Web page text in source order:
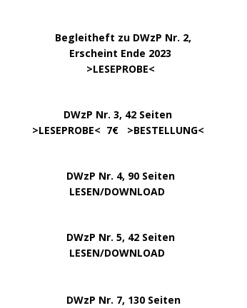
Begleitheft zu DWzP Nr. 2,
Erscheint Ende 2023
>LESEPROBE<
DWzP Nr. 3, 42 Seiten
>LESEPROBE< 7€ >BESTELLUNG<
DWzP Nr. 4, 90 Seiten
LESEN/DOWNLOAD
DWzP Nr. 5, 42 Seiten
LESEN/DOWNLOAD
DWzP Nr. 7, 130 Seiten